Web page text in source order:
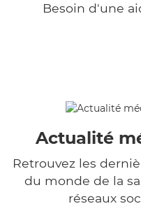
Besoin d'une
Actualité
Retrouvez les
du monde de la
réseaux